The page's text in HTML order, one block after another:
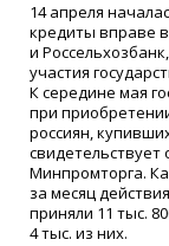
14 апреля
кредиты вправе
и
участия
К середине мая
при
россиян,
свидетельствует
Минпромторга.
за месяц
приняли 11 тыс.
4 тыс. из них.